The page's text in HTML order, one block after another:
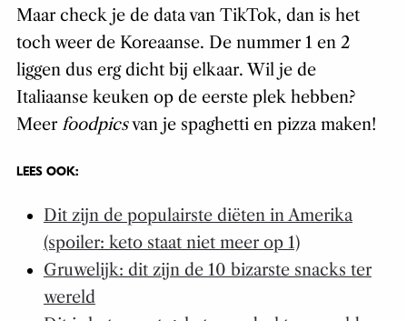
Maar check je de data van TikTok, dan is het
toch weer de Koreaanse. De nummer 1 en 2
liggen dus erg dicht bij elkaar. Wil je de
Italiaanse keuken op de eerste plek hebben?
Meerfoodpicsvan je spaghetti en pizza maken!
LEES OOK:
Dit zijn de populairste diëten in Amerika
(spoiler: keto staat niet meer op 1)
Gruwelijk: dit zijn de 10 bizarste snacks ter
wereld